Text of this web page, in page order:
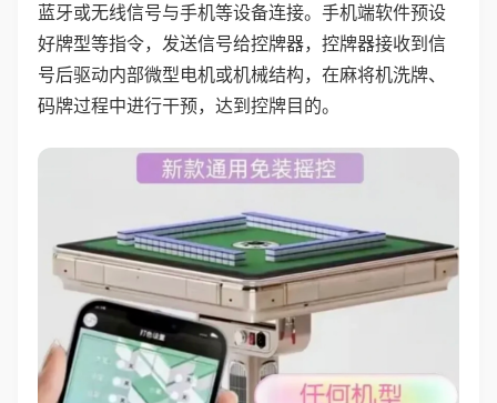
蓝牙或无线信号与手机等设备连接。手机端软件预设
好牌型等指令，发送信号给控牌器，控牌器接收到信
号后驱动内部微型电机或机械结构，在麻将机洗牌、
码牌过程中进行干预，达到控牌目的。